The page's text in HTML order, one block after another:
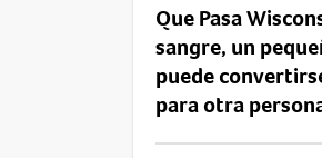
Que Pasa
sangre, un
puede
para otra